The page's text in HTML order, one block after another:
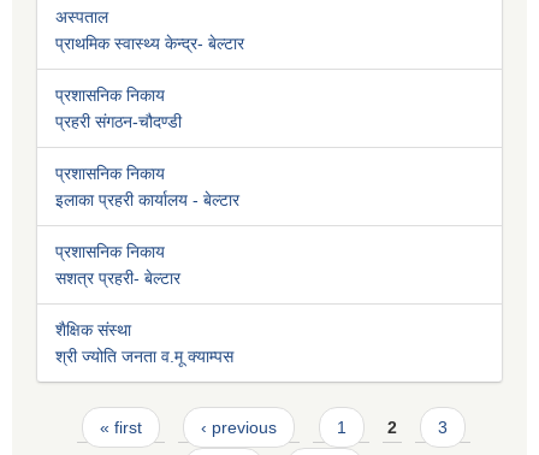
अस्पताल
प्राथमिक स्वास्थ्य केन्द्र- बेल्टार
प्रशासनिक निकाय
प्रहरी संगठन-चौदण्डी
प्रशासनिक निकाय
इलाका प्रहरी कार्यालय - बेल्टार
प्रशासनिक निकाय
सशत्र प्रहरी- बेल्टार
शैक्षिक संस्था
श्री ज्योति जनता व.मू क्याम्पस
Pages
« first ‹ previous 1 2 3